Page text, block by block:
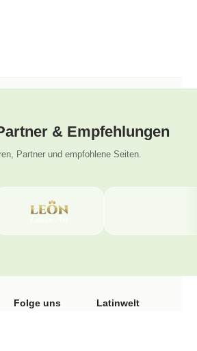
& Empfehlungen
Partner und empfohlene Seiten.
Folge uns
Latinwelt